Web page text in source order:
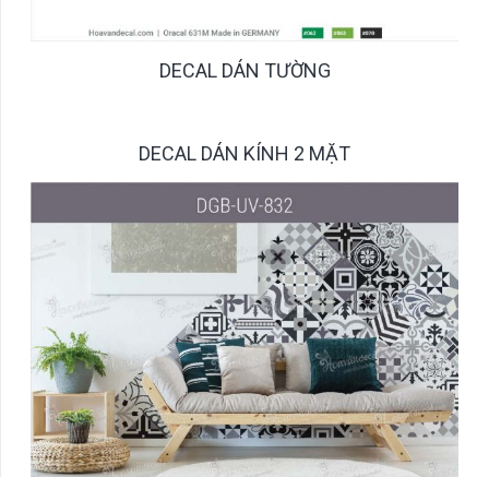
DECAL DÁN TƯỜNG
DECAL DÁN KÍNH 2 MẶT